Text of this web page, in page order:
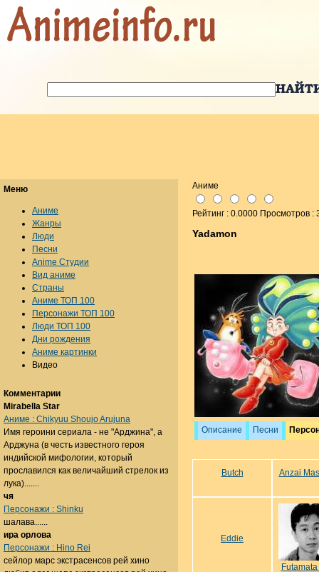
Аниме
Рейтинг : 0.0000 Просмотров :
Yadamon
Описание Песни
Butch Anzai
Eddie
Меню
Аниме
Жанры
Люди
Песни
Anime Студии
Вид аниме
Страны
Аниме ТОП 100
Персонажи ТОП 100
Люди ТОП 100
Дни рождения
Аниме картинки
Видео
Комментарии
Mirabella Star
Аниме : Chikyuu Shoujo Arujuna
Имя героини сериала - не "Арджина", а
Арджуна (в честь известного героя
индийской мифологии, который
прославился как величайший стрелок из
лука).......
чя
Персонажи : Shinku
шалава......
ира орлова
Персонажи : Hino Rei
сейлор марс экстрасенсов рей хино